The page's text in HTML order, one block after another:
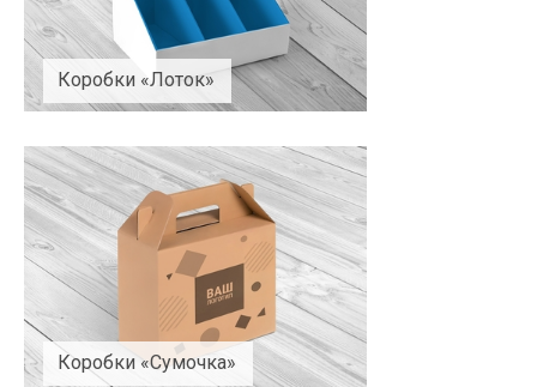
Коробки «Лоток»
Коробки «Сумочка»